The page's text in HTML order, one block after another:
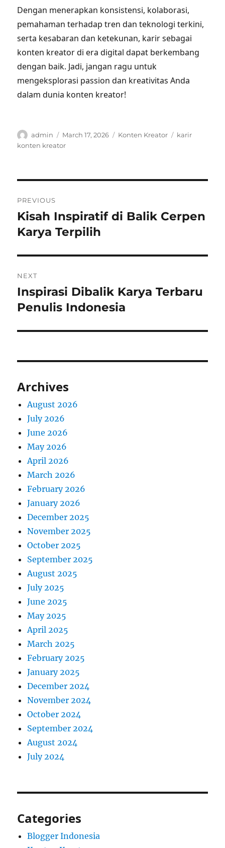
Dengan menerapkan konsistensi, kolaborasi,
pemahaman terhadap tren dan teknologi terkini,
serta kesabaran dan ketekunan, karir sebagai
konten kreator di era digital dapat berkembang
dengan baik. Jadi, jangan ragu untuk
mengeksplorasi passion dan kreativitas Anda
dalam dunia konten kreator!
Author
admin
Posted
on
March 17, 2026 Categories
Konten Kreator Tags
karir
konten kreator
navigation
PREVIOUS
Previous
post:
Kisah Inspiratif di Balik Cerpen
Karya Terpilih
NEXT
Next
post:
Inspirasi Dibalik Karya Terbaru
Penulis Indonesia
Archives
August 2026
July 2026
June 2026
May 2026
April 2026
March 2026
February 2026
January 2026
December 2025
November 2025
October 2025
September 2025
August 2025
July 2025
June 2025
May 2025
April 2025
March 2025
February 2025
January 2025
December 2024
November 2024
October 2024
September 2024
August 2024
July 2024
Categories
Blogger Indonesia